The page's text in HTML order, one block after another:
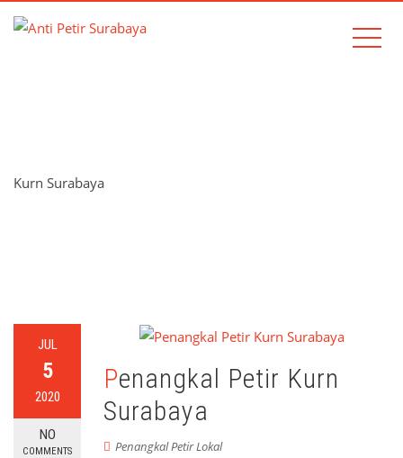
Kurn Surabaya
JUL
5
2020
NO
COMMENTS
Penangkal Petir Kurn
Surabaya
Penangkal Petir Lokal